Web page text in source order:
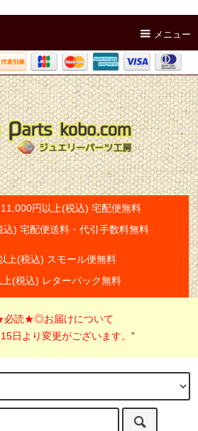
メニュー
円以上(税込) 宅配便無料
) 宅配便送料・代引手数料無料
上(税込) スモール便無料
(税込) レターパック無料
読★◎お届けについて
日より変更がございます。"